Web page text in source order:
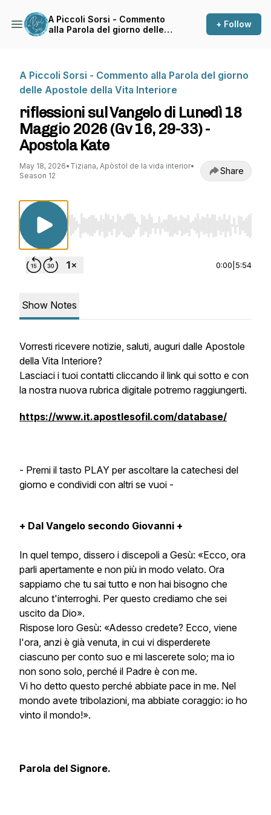
A Piccoli Sorsi - Commento
alla Parola del giorno delle
+ Follow
A Piccoli Sorsi - Commento alla Parola del giorno
delle Apostole della Vita Interiore
riflessioni sul Vangelo di Lunedì 18
Maggio 2026 (Gv 16, 29-33) -
Apostola Kate
May 18, 2026• Tiziana, Apòstol de la vida interior•
Season 12
Share
Use Left/Right to seek, Home/End to jump
0:00 5:54
Show Notes
Vorresti ricevere notizie, saluti, auguri dalle Apostole
della Vita Interiore?
Lasciaci i tuoi contatti cliccando il link qui sotto e con
la nostra nuova rubrica digitale potremo raggiungerti.
https://www.it.apostlesofil.com/database/
- Premi il tasto PLAY per ascoltare la catechesi del
giorno e condividi con altri se vuoi -
+ Dal Vangelo secondo Giovanni +
In quel tempo, dissero i discepoli a Gesù: «Ecco, ora
parli apertamente e non più in modo velato. Ora
sappiamo che tu sai tutto e non hai bisogno che
alcuno t'interroghi. Per questo crediamo che sei
uscito da Dio».
Rispose loro Gesù: «Adesso credete? Ecco, viene
l'ora, anzi è già venuta, in cui vi disperderete
ciascuno per conto suo e mi lascerete solo; ma io
non sono solo, perché il Padre è con me.
Vi ho detto questo perché abbiate pace in me. Nel
mondo avete tribolazioni, ma abbiate coraggio: io ho
vinto il mondo!».
Parola del Signore.